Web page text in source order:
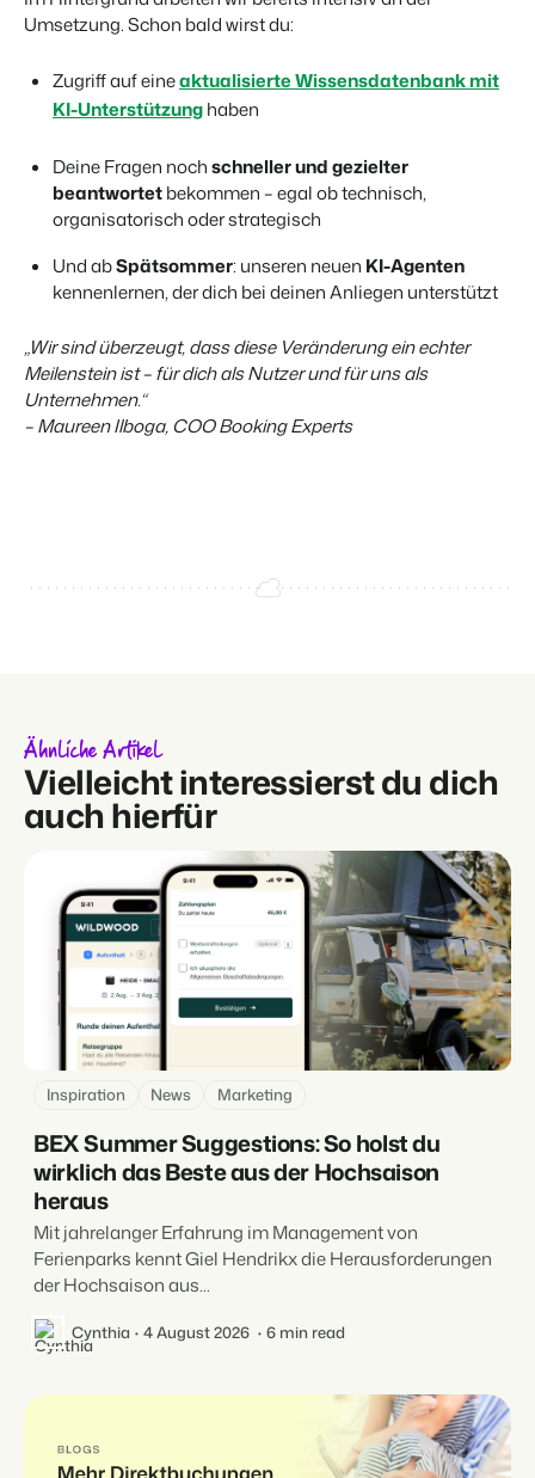
Umsetzung. Schon bald wirst du:
Zugriff auf eineaktualisierte Wissensdatenbank mit
KI-Unterstützunghaben
Deine Fragen nochschneller und gezielter
beantwortetbekommen – egal ob technisch,
organisatorisch oder strategisch
Und abSpätsommer: unseren neuen KI-Agenten
kennenlernen, der dich bei deinen Anliegen unterstützt
„Wir sind überzeugt, dass diese Veränderung ein echter
Meilenstein ist – für dich als Nutzer und für uns als
Unternehmen.“
–Maureen Ilboga, COO Booking Experts
Ähnliche Artikel
Vielleicht interessierst du dich
auch hierfür
Inspiration News Marketing
BEX Summer Suggestions: So holst du
wirklich das Beste aus der Hochsaison
heraus
Mit jahrelanger Erfahrung im Management von
Ferienparks kennt Giel Hendrikx die Herausforderungen
der Hochsaison aus...
Cynthia 4 August 2026 6 min read